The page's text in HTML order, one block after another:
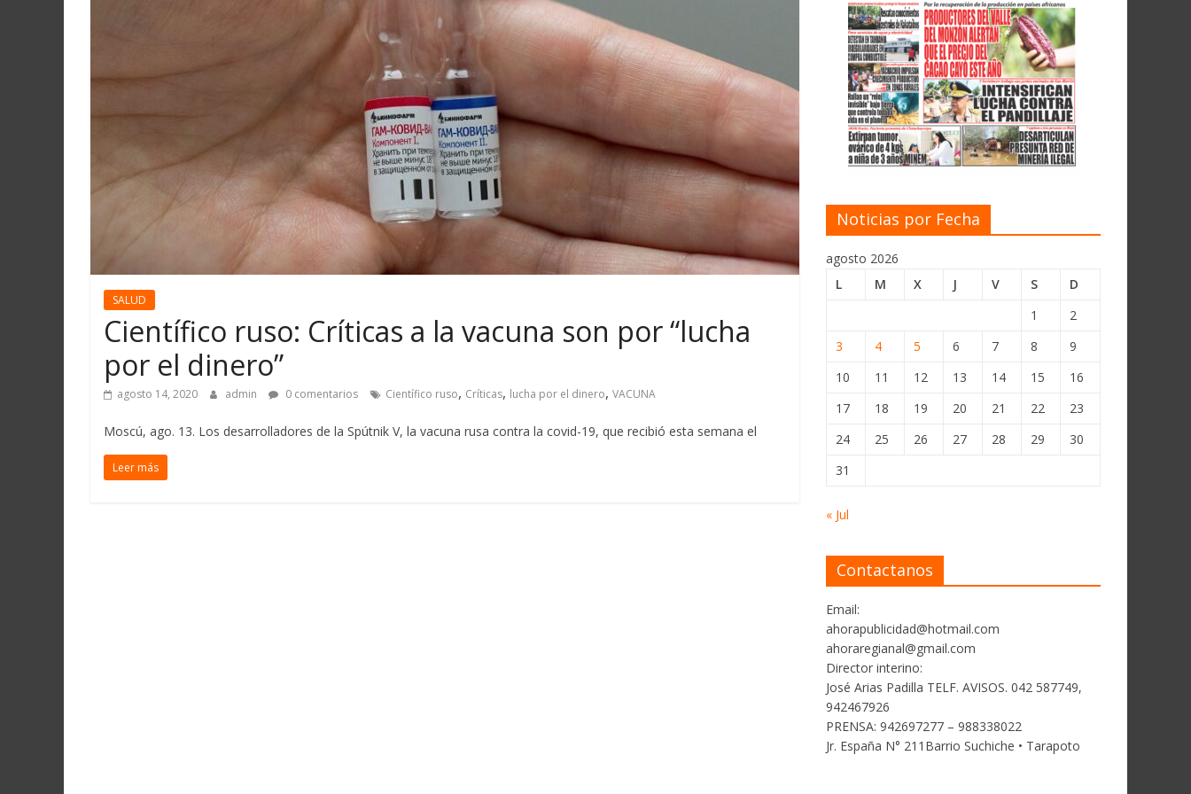
SALUD
Científico ruso: Críticas a la vacuna son por “lucha
por el dinero”
agosto 14, 2020 admin 0 comentarios Científico ruso, Críticas, lucha por el dinero, VACUNA
Moscú, ago. 13. Los desarrolladores de la Spútnik V, la vacuna rusa contra la covid-19, que recibió esta semana el
Leer más
Noticias por Fecha
agosto 2026
L
M X J V S
D
1
2
3
4 5 6 7 8
9
10
11 12 13 14 15
16
17
18 19 20 21 22
23
24
25 26 27 28 29
30
31
« Jul
Contactanos
Email:
ahorapublicidad@hotmail.com
ahoraregianal@gmail.com
Director interino:
José Arias Padilla TELF. AVISOS. 042 587749,
942467926
PRENSA: 942697277 – 988338022
Jr. España N° 211Barrio Suchiche • Tarapoto